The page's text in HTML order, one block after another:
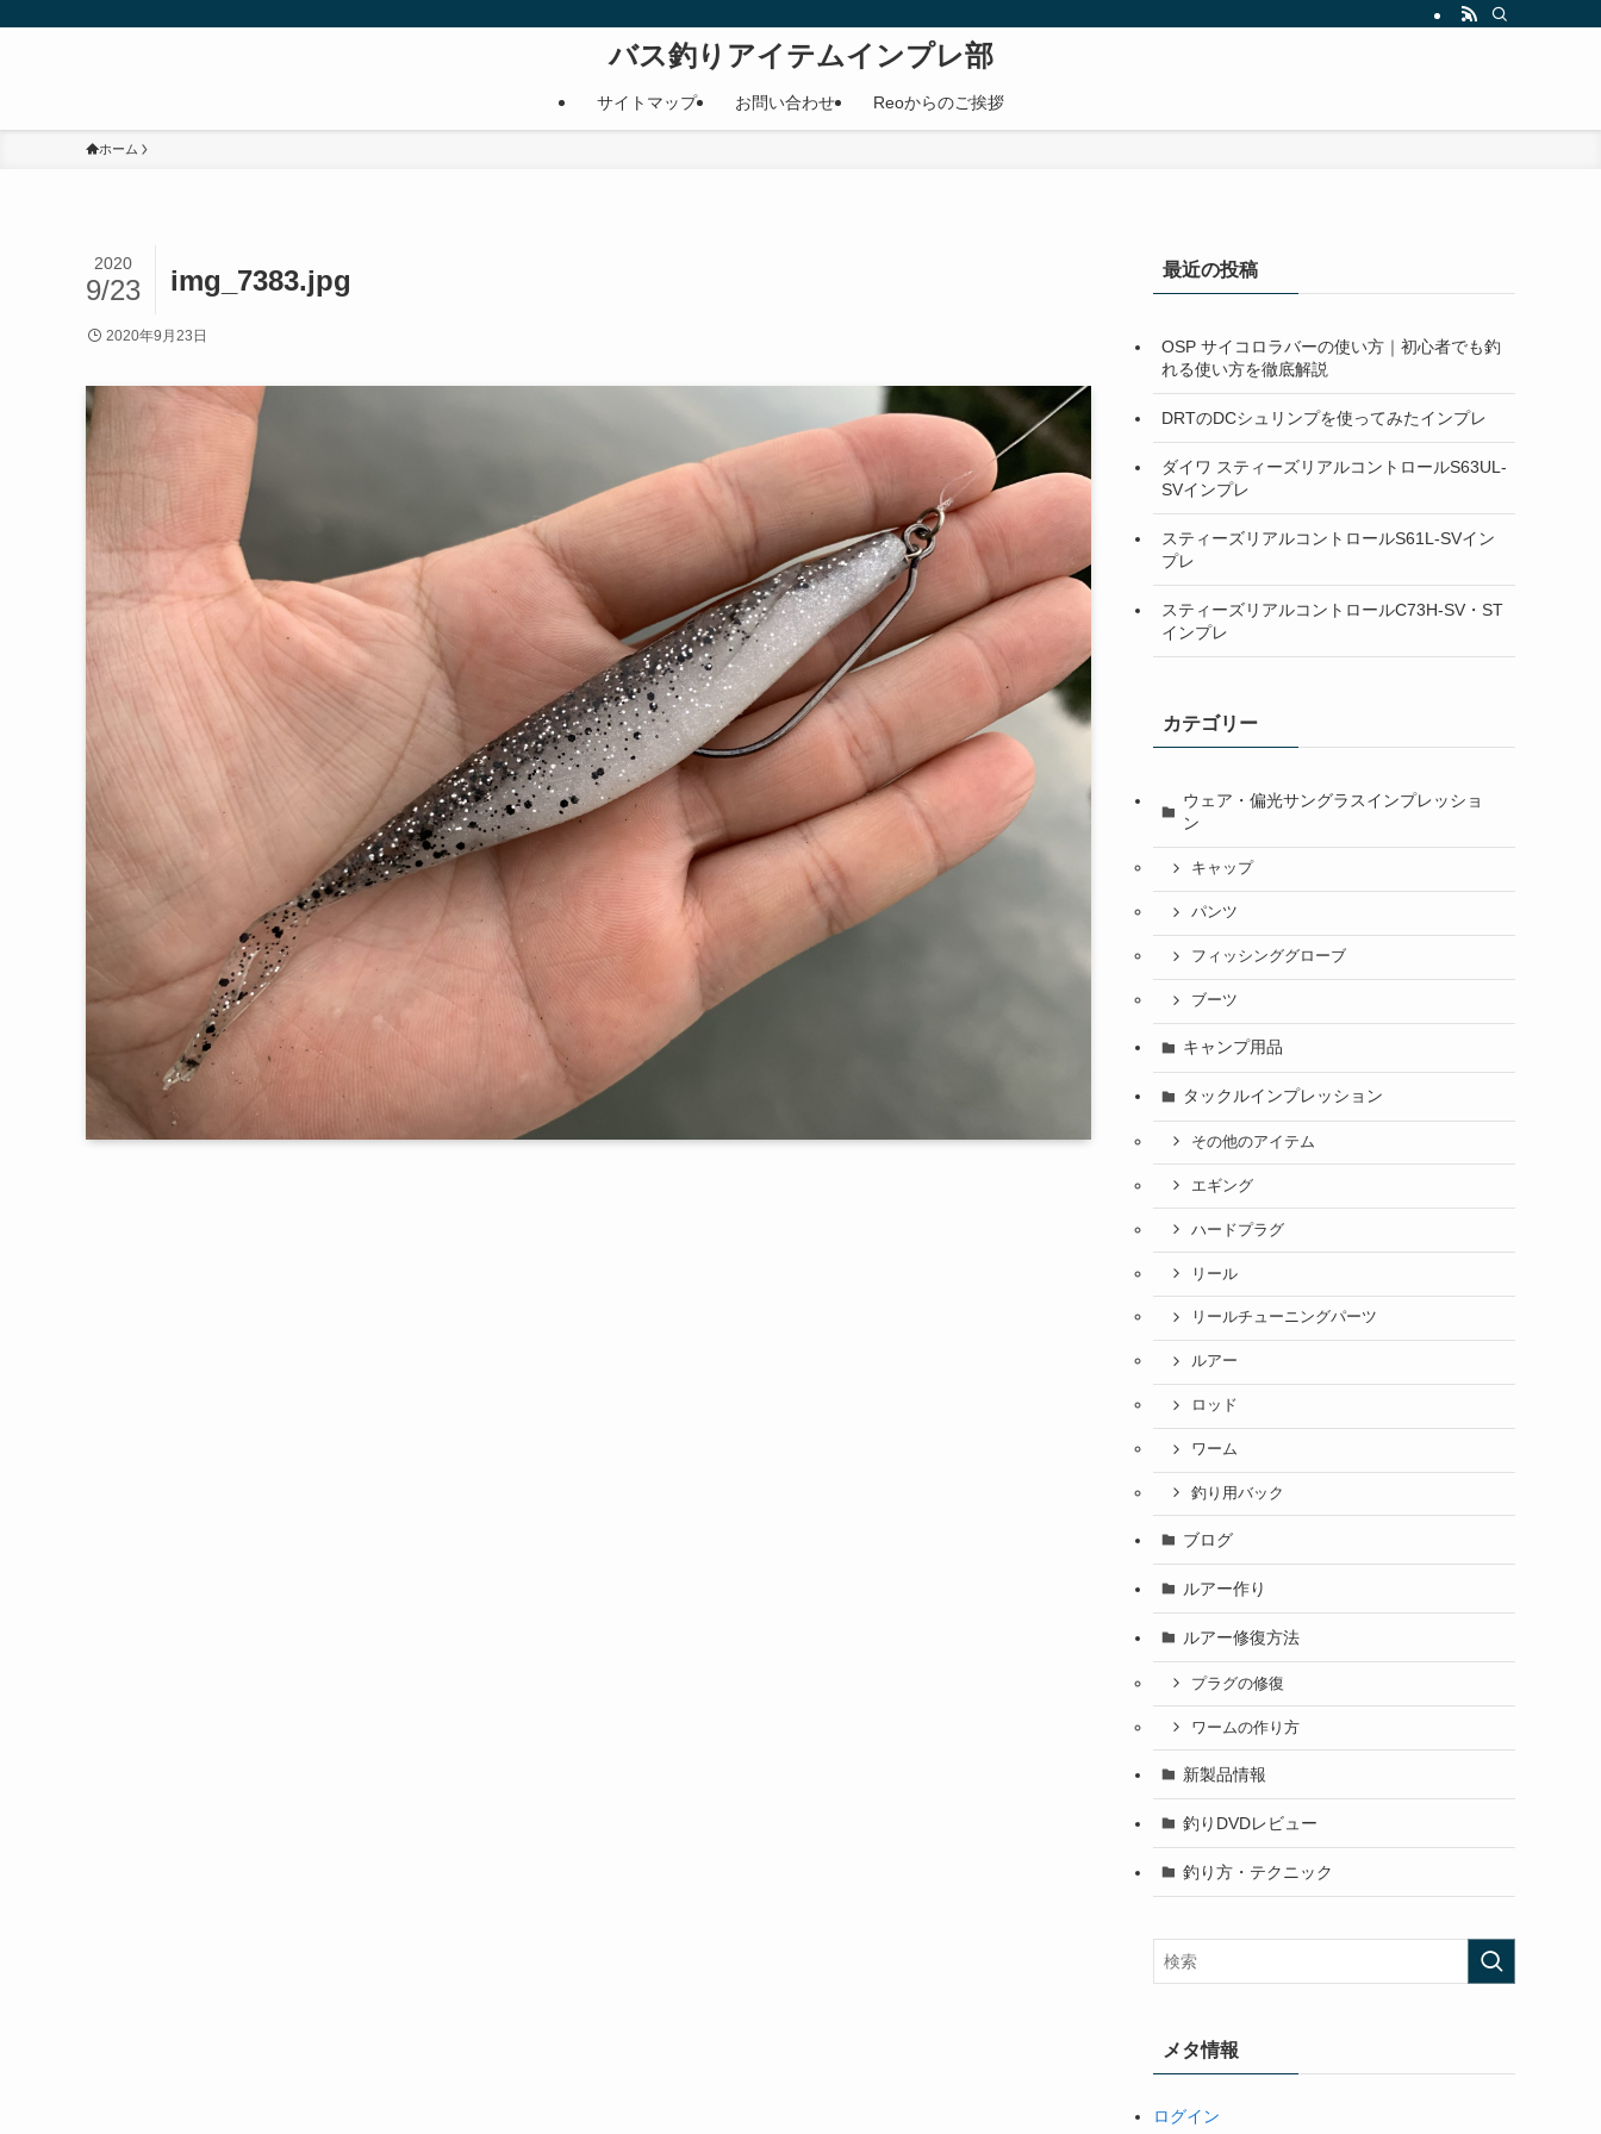
バス釣りアイテムインプレ部
サイトマップ お問い合わせ Reoからのご挨拶
ホーム
img_7383.jpg
2020
9/23
2020年9月23日
最近の投稿
OSP サイコロラバーの使い方｜初心者でも釣
れる使い方を徹底解説
DRTのDCシュリンプを使ってみたインプレ
ダイワ スティーズリアルコントロールS63UL-
SVインプレ
スティーズリアルコントロールS61L-SVイン
プレ
スティーズリアルコントロールC73H-SV・ST
インプレ
カテゴリー
ウェア・偏光サングラスインプレッショ
ン
キャップ
パンツ
フィッシンググローブ
ブーツ
キャンプ用品
タックルインプレッション
その他のアイテム
エギング
ハードプラグ
リール
リールチューニングパーツ
ルアー
ロッド
ワーム
釣り用バック
ブログ
ルアー作り
ルアー修復方法
プラグの修復
ワームの作り方
新製品情報
釣りDVDレビュー
釣り方・テクニック
メタ情報
ログイン